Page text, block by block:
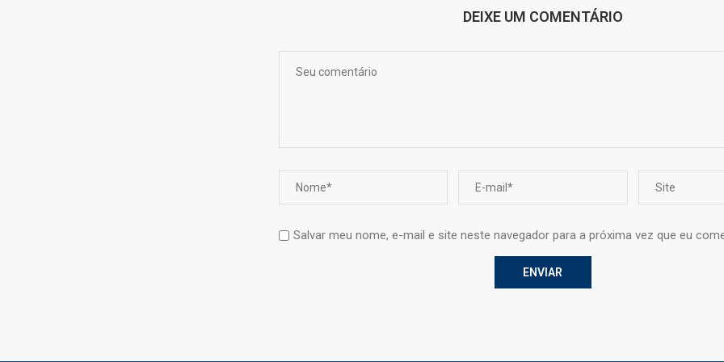
DEIXE UM COMENTÁRIO
Salvar meu nome, e-mail e site neste navegador para a próxima vez que eu